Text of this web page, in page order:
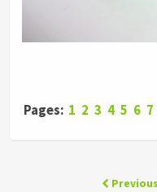
Pages: 1 2 3 4 5 6 7